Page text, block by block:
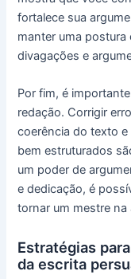
fortalece sua
manter uma postura
divagações e
Por fim, é
redação. Corrigir
coerência do texto
bem estruturados
um poder de
e dedicação, é
tornar um mestre na
Estratégias
da escrita